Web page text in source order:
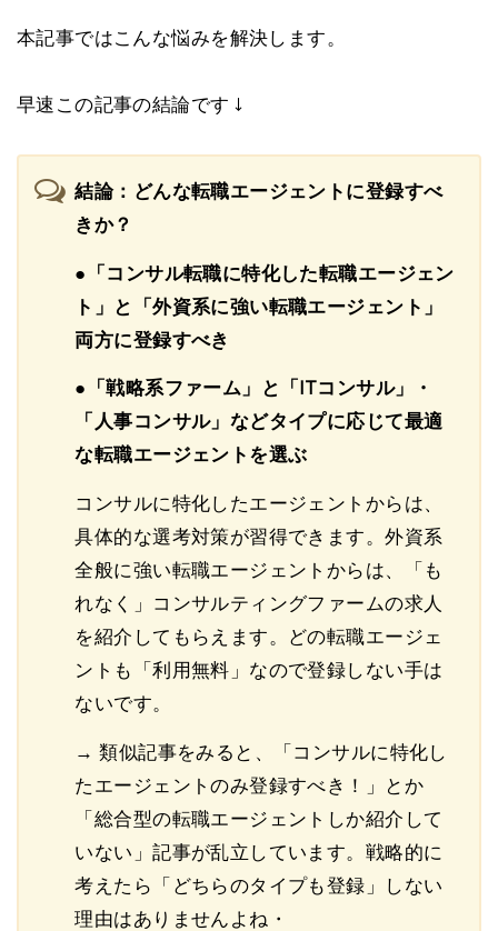
本記事ではこんな悩みを解決します。
早速この記事の結論です ↓
結論：どんな転職エージェントに登録すべ
きか？
●「コンサル転職に特化した転職エージェン
ト」と「外資系に強い転職エージェント」
両方に登録すべき
●「戦略系ファーム」と「ITコンサル」・
「人事コンサル」などタイプに応じて最適
な転職エージェントを選ぶ
コンサルに特化したエージェントからは、
具体的な選考対策が習得できます。外資系
全般に強い転職エージェントからは、「も
れなく」コンサルティングファームの求人
を紹介してもらえます。どの転職エージェ
ントも「利用無料」なので登録しない手は
ないです。
→ 類似記事をみると、「コンサルに特化し
たエージェントのみ登録すべき！」とか
「総合型の転職エージェントしか紹介して
いない」記事が乱立しています。戦略的に
考えたら「どちらのタイプも登録」しない
理由はありませんよね・